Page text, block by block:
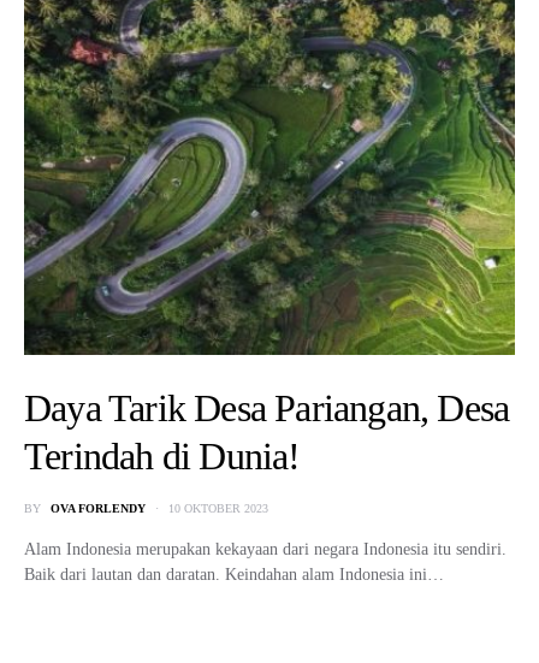
Daya Tarik Desa Pariangan, Desa
Terindah di Dunia!
BY OVA FORLENDY 10 OKTOBER 2023
Alam Indonesia merupakan kekayaan dari negara Indonesia itu sendiri.
Baik dari lautan dan daratan. Keindahan alam Indonesia ini…